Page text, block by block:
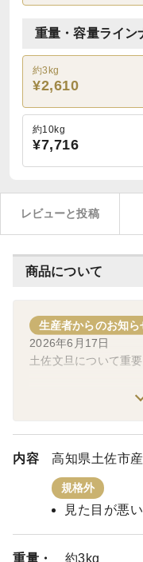
重量・容量ライン
約3kg
¥2,610
約10kg
¥7,716
レビューと投稿
商品について
生産者からのお知ら
2026年6月17日
土佐文旦について重
針を「化学合成農薬
農薬高知県慣行比9割
〇詳細
平素より、土佐水谷
て、誠にありがとう
農園開業以来、文旦
内容 高知県土佐市
規格外
見た目が悪
重量・ 約3kg